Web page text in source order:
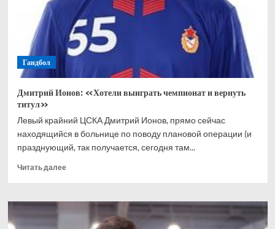
соревнований
Гандбол
Дмитрий Ионов: «Хотели выиграть чемпионат и вернуть
титул»
Левый крайний ЦСКА Дмитрий Ионов, прямо сейчас
находящийся в больнице по поводу плановой операции (и
празднующий, так получается, сегодня там...
Читать далееПрочитать
Дмитрий
Ионов:
«Хотели